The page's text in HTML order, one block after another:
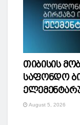
თიბისის
საფონდო
August 5, 2026